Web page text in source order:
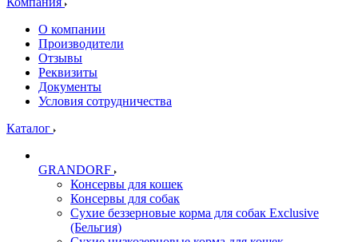
О компании
Производители
Отзывы
Реквизиты
Документы
Условия сотрудничества
Каталог
GRANDORF
Консервы для кошек
Консервы для собак
Сухие беззерновые корма для собак Exclusive
(Бельгия)